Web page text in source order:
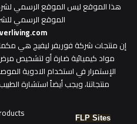
هذا الموقع ليس الموقع الرسمي
الموقع الرسمي
​إن منتجات شركة فوريفر ليفيج هي
مواد كيميائية ضارة أو لتشخيص
الإستمرار في استخدام الادوية
منتجاتنا، ويجب أيضاً استشارة
FLP Sites